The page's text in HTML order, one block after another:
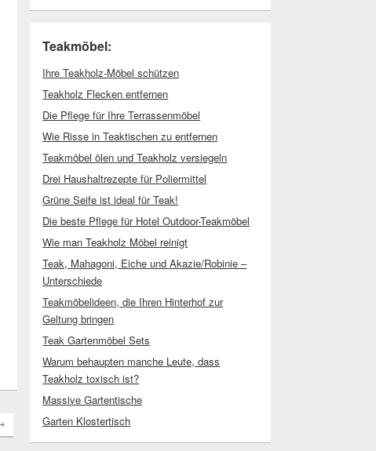
Teakmöbel:
Ihre Teakholz-Möbel schützen
Teakholz Flecken entfernen
Die Pflege für Ihre Terrassenmöbel
Wie Risse in Teaktischen zu entfernen
Teakmöbel ölen und Teakholz versiegeln
Drei Haushaltrezepte für Poliermittel
Grüne Seife ist ideal für Teak!
Die beste Pflege für Hotel Outdoor-Teakmöbel
Wie man Teakholz Möbel reinigt
Teak, Mahagoni, Eiche und Akazie/Robinie –
Unterschiede
Teakmöbelideen, die Ihren Hinterhof zur
Geltung bringen
Teak Gartenmöbel Sets
Warum behaupten manche Leute, dass
Teakholz toxisch ist?
Massive Gartentische
Garten Klostertisch